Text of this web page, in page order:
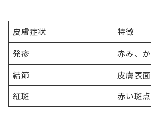
皮膚症状
特徴
発疹
赤み、
結節
皮膚表
紅斑
赤い斑